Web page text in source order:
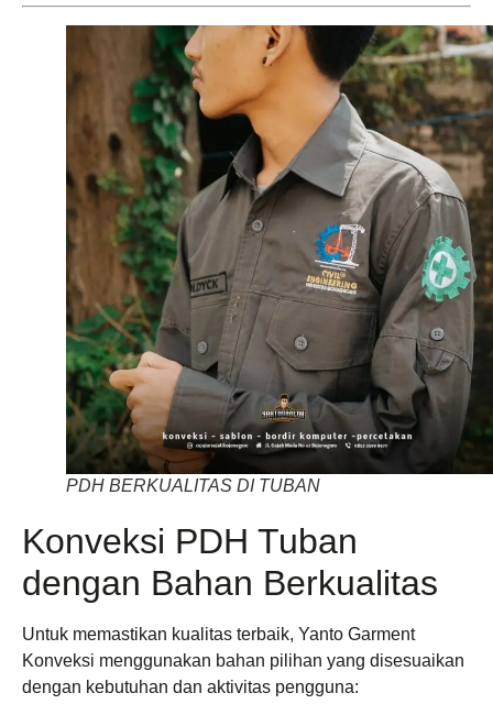
PDH BERKUALITAS DI TUBAN
Konveksi PDH Tuban
dengan Bahan Berkualitas
Untuk memastikan kualitas terbaik, Yanto Garment
Konveksi menggunakan bahan pilihan yang disesuaikan
dengan kebutuhan dan aktivitas pengguna: